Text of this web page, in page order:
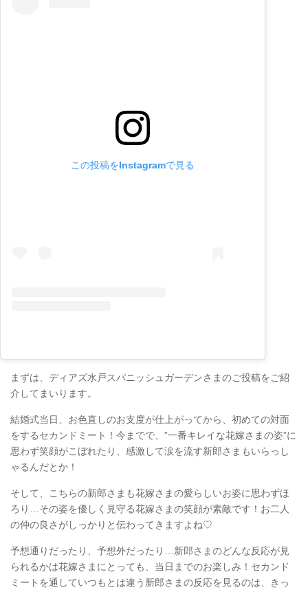
この投稿をInstagramで見る
まずは、ディアズ水戸スパニッシュガーデンさまのご投稿をご紹
介してまいります。
結婚式当日、お色直しのお支度が仕上がってから、初めての対面
をするセカンドミート！今までで、”一番キレイな花嫁さまの姿”に
思わず笑顔がこぼれたり、感激して涙を流す新郎さまもいらっし
ゃるんだとか！
そして、こちらの新郎さまも花嫁さまの愛らしいお姿に思わずほ
ろり…その姿を優しく見守る花嫁さまの笑顔が素敵です！お二人
の仲の良さがしっかりと伝わってきますよね♡
予想通りだったり、予想外だったり…新郎さまのどんな反応が見
られるかは花嫁さまにとっても、当日までのお楽しみ！セカンド
ミートを通していつもとは違う新郎さまの反応を見るのは、きっ